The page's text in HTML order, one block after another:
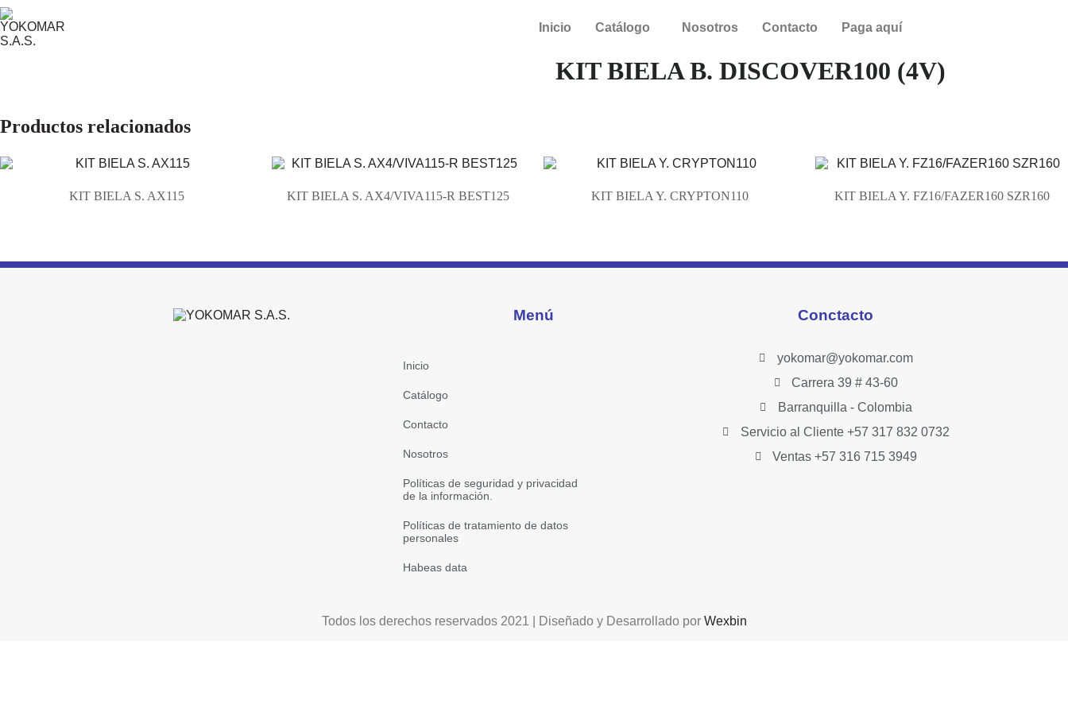
Inicio Catálogo Nosotros Contacto Paga aquí
KIT BIELA B. DISCOVER100 (4V)
Productos relacionados
KIT BIELA S. AX115 KIT BIELA S. AX4/VIVA115-R BEST125 KIT BIELA Y. CRYPTON110 KIT BIELA Y. FZ16/FAZER160 SZR160
Menú
Inicio
Catálogo
Contacto
Nosotros
Políticas de seguridad y privacidad
de la información.
Políticas de tratamiento de datos
personales
Habeas data
Conctacto
yokomar@yokomar.com
Carrera 39 # 43-60
Barranquilla - Colombia
Servicio al Cliente +57 317 832 0732
Ventas +57 316 715 3949
Todos los derechos reservados 2021 | Diseñado y Desarrollado por Wexbin